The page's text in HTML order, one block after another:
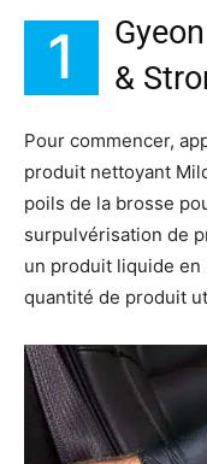
1
&
Pour commencer,
produit nettoyant
poils de la brosse
surpulvérisation de
un produit liquide en
quantité de produit